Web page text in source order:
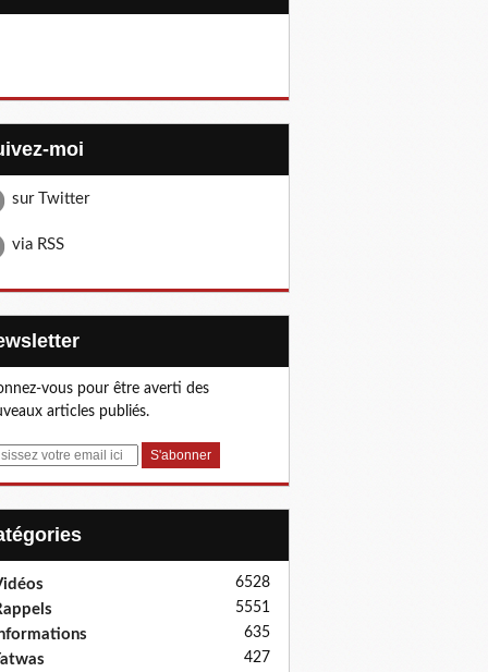
moi
sur Twitter
via RSS
vous pour être averti des
articles publiés.
6528
5551
635
427